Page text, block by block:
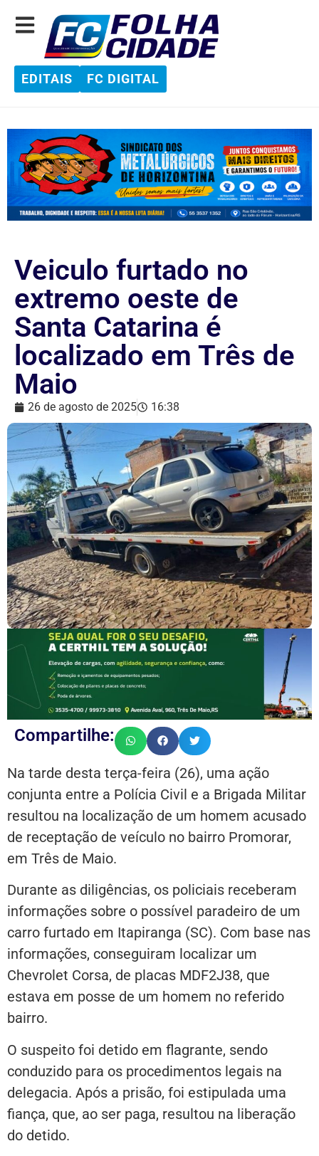
EDITAIS FC DIGITAL
Veiculo furtado no
extremo oeste de
Santa Catarina é
localizado em Três de
Maio
26 de agosto de 2025 16:38
Compartilhe:
Na tarde desta terça-feira (26), uma ação
conjunta entre a Polícia Civil e a Brigada Militar
resultou na localização de um homem acusado
de receptação de veículo no bairro Promorar,
em Três de Maio.
Durante as diligências, os policiais receberam
informações sobre o possível paradeiro de um
carro furtado em Itapiranga (SC). Com base nas
informações, conseguiram localizar um
Chevrolet Corsa, de placas MDF2J38, que
estava em posse de um homem no referido
bairro.
O suspeito foi detido em flagrante, sendo
conduzido para os procedimentos legais na
delegacia. Após a prisão, foi estipulada uma
fiança, que, ao ser paga, resultou na liberação
do detido.